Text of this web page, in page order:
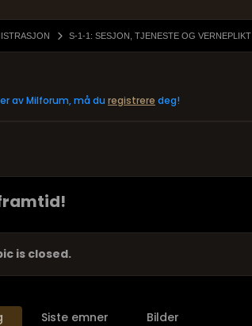
S-1-1: SESJON, TJENESTE OG VERNEPLIKT
av Milforum, må du registrere deg!
is closed.
Siste emner
Bilder